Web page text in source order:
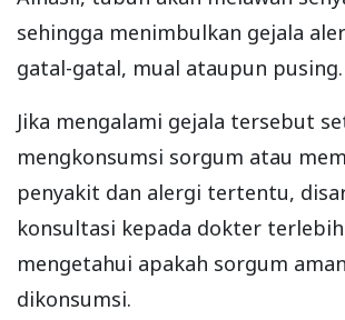
sehingga menimbulkan gejala
gatal-gatal, mual ataupun pusing.
Jika mengalami gejala tersebut
mengkonsumsi sorgum atau
penyakit dan alergi tertentu,
konsultasi kepada dokter
mengetahui apakah sorgum
dikonsumsi.